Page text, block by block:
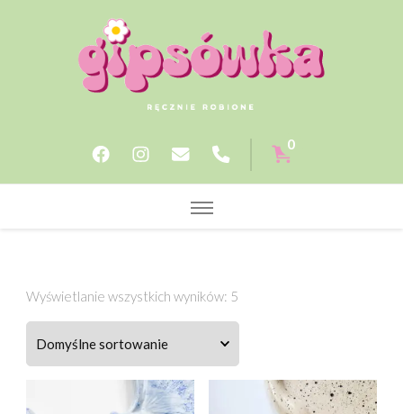
Gipsowka.store 0
Wyświetlanie wszystkich wyników: 5